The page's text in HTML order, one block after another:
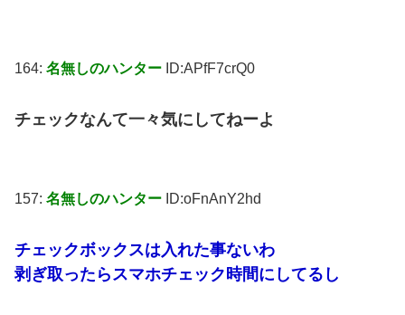
164: 名無しのハンター ID:APfF7crQ0
チェックなんて一々気にしてねーよ
157: 名無しのハンター ID:oFnAnY2hd
チェックボックスは入れた事ないわ
剥ぎ取ったらスマホチェック時間にしてるし